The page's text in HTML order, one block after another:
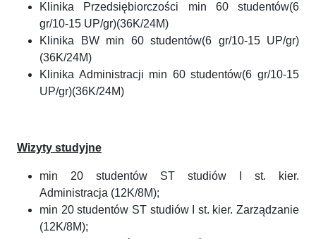
Klinika Przedsiębiorczości min 60 studentów(6
gr/10-15 UP/gr)(36K/24M)
Klinika BW min 60 studentów(6 gr/10-15 UP/gr)
(36K/24M)
Klinika Administracji min 60 studentów(6 gr/10-15
UP/gr)(36K/24M)
Wizyty studyjne
min 20 studentów ST studiów I st. kier.
Administracja (12K/8M);
min 20 studentów ST studiów I st. kier. Zarządzanie
(12K/8M);